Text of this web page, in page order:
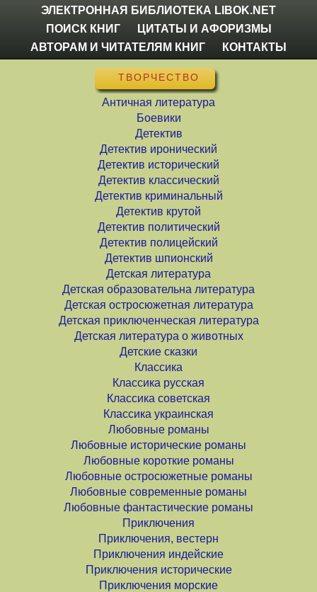
ЭЛЕКТРОННАЯ БИБЛИОТЕКА LIBOK.NET
ПОИСК КНИГ
ЦИТАТЫ И АФОРИЗМЫ
АВТОРАМ И ЧИТАТЕЛЯМ КНИГ
КОНТАКТЫ
ТВОРЧЕСТВО
Античная литература
Боевики
Детектив
Детектив иронический
Детектив исторический
Детектив классический
Детектив криминальный
Детектив крутой
Детектив политический
Детектив полицейский
Детектив шпионский
Детская литература
Детская образовательна литература
Детская остросюжетная литература
Детская приключенческая литература
Детская литература о животных
Детские сказки
Классика
Классика русская
Классика советская
Классика украинская
Любовные романы
Любовные исторические романы
Любовные короткие романы
Любовные остросюжетные романы
Любовные современные романы
Любовные фантастические романы
Приключения
Приключения, вестерн
Приключения индейские
Приключения исторические
Приключения морские